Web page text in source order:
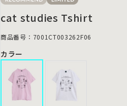
cat studies Tshirt
商品番号：7001CT003262F06
カラー